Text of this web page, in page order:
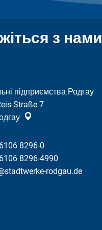
з нами
підприємства Родгау
Straße 7
8296-0
8296-4990
rodgau.de